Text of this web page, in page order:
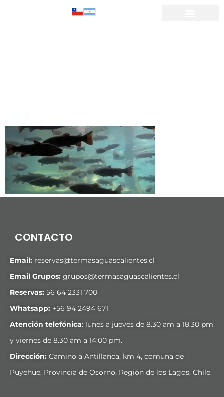
CONTACTO
Email: reservas@termasaguascalientes.cl
Email Grupos: grupos@termasaguascalientes.cl
Reservas: 56 64 2331 700
Whatsapp: +56 94 2494 671
Atención telefónica: lunes a jueves de 8.30 am a 18.30 pm
y viernes de 8.30 am a 14:00 pm.
Dirección: Camino a Antillanca, km 4, comuna de
Puyehue, Provincia de Osorno, Región de los Lagos, Chile.